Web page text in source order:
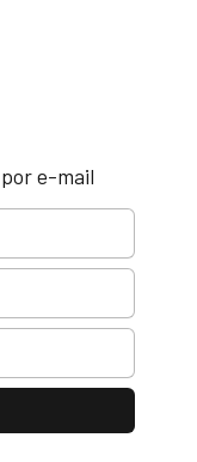
e-mail